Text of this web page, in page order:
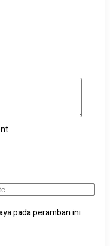
pada peramban ini